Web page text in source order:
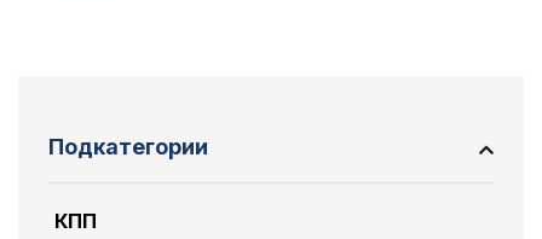
Подкатегории
КПП